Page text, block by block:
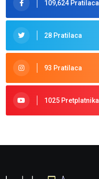
109,624 Pratilaca
28 Pratilaca
93 Pratilaca
1025 Pretplatnika